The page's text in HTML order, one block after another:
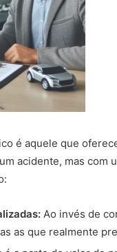
é aquele que
acidente, mas com
Ao invés de
as que realmente